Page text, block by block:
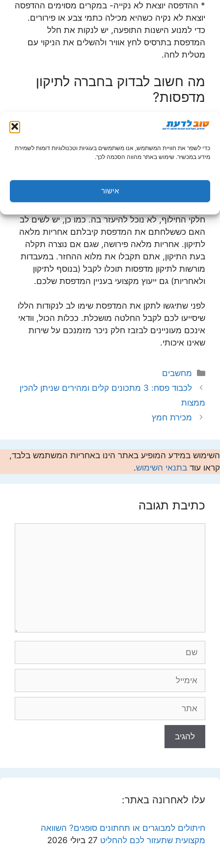
כדי לשפר את חוויית המשתמש, אנו משתמשים בעוגיות וטכנולוגיות דומות לשמירת
מידע במכשיר. שימוש באתר מהווה הסכמה לכך.
אישור
* ההדפסה יוצאת לא נקייה- במקרים מסוימים ההדפסה
יוצאת לא נקיה כשהיא מכילה כתמי צבע או פירורים.
כדי למנוע הישנות התופעה, יש לנקות את חלל
המדפסת בתרסיס לחץ אוויר ולהשלים את הניקוי עם
מטלית לחה.
מה חשוב לבדוק בחברה לתיקון
מדפסות?
במידה והעדפנו לשלוח את המדפסת לתיקון מקצועי,
כדאי להעדיף את החברות המורשות על פני החברות
הפרטיות שמספקות שירותי תיקונים. הסיבה העיקרית
שיש להעדיף חברות מורשות על פני חברות פרטיות היא
רוב חלקי החילוף של רוב המדפסות והם יוכלו לתקן
כמעט כל סוג של מדפסת שניתן להם. לעומת זאת אם
חלקי החילוף, לא נוכל להיעזר בה. כמו כן, יש לשים לב
האם כששלחתם את המדפסת קיבלתם אחריות מלאה
לתיקון. אחריות מלאה פירושה, שגם אם נוצרה תקלה
בעת התיקון, אתם תקבלו את מלוא ההחזר. במעבדות
מורשות לתיקון מדפסות תוכלו לקבל (בנוסף לתיקון
ולאחריות) גם ייעוץ מקצועי בעניין המדפסת שלכם.
לפני שתיגשו לתקן את המדפסת שימו לב לנקודות הללו
שיסייעו לכם לקבל החלטה מושכלת. ככלות הכול, וודאי
אינכם מעוניינים לבזבז חלק ניכר מזמנכם על שירות
שאינו איכותי.
קטגוריות
מחשבים
לכבוד פסח: 3 מתכונים קלים ומהירים שניתן להכין
ממצות
מכירת חמץ
השימוש במידע המופיע באתר הינו באחריות המשתמש בלבד,
קראו עוד בתנאי השימוש.
כתיבת תגובה
עלו לאחרונה באתר:
חיתולים למבוגרים או תחתונים סופגים? השוואה
מקצועית שתעזור לכם להחליט 27 ביולי 2026